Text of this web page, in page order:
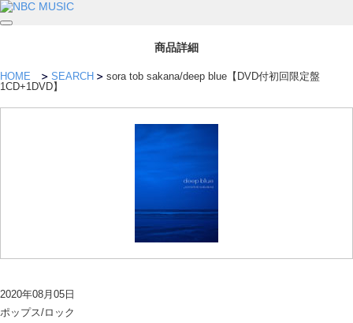
商品詳細
HOME SEARCH
sora tob sakana/deep blue【DVD付初回限定盤
1CD+1DVD】
2020年08月05日
ポップス/ロック